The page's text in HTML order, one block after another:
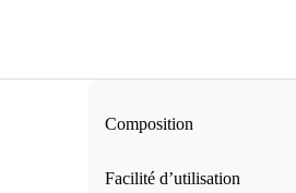
Composition
Facilité d’utilisation